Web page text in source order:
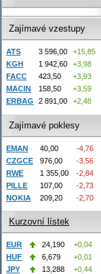
Zajímavé vzestupy
ATS 3 596,00
+15,85
KGH
1 942,60
+3,98
FACC
423,50
+3,93
MACIN
158,50
+3,59
ERBAG
2 891,00 +2,48
Zajímavé poklesy
EMAN 40,00
-4,76
CZGCE
976,00
-3,56
RWE
1 355,00
-2,84
PILLE
107,00
-2,73
NOKIA
209,20 -2,70
Kurzovní lístek
EUR 24,190
+0,04
HUF
6,679
+0,01
JPY
13,288
+0,44